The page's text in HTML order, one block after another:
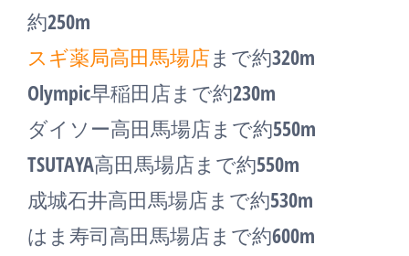
約250m
スギ薬局高田馬場店まで約320m
Olympic早稲田店まで約230m
ダイソー高田馬場店まで約550m
TSUTAYA高田馬場店まで約550m
成城石井高田馬場店まで約530m
はま寿司高田馬場店まで約600m